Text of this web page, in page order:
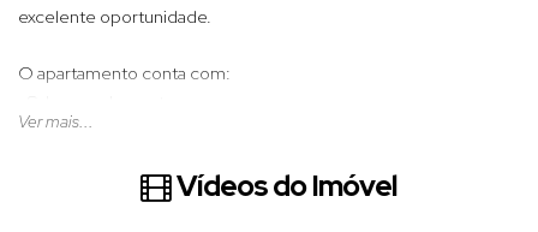
excelente oportunidade.
O apartamento conta com:
• Cozinha funcional
Ver mais...
Vídeos do Imóvel